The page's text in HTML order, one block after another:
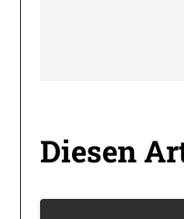
Diesen